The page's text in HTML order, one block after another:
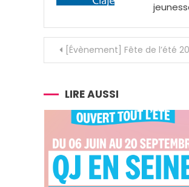
Navigation
de
l’article
[Évènement] Fête de l’été
LIRE AUSSI